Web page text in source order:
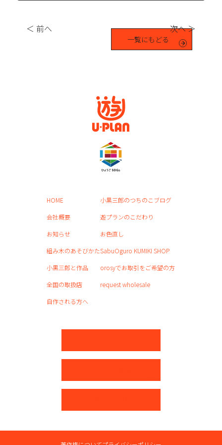
＜ 前へ
一覧にもどる
次へ ＞
HOME
会社概要
お知らせ
組み木のあそびかた
小黒三郎と作品
全国の取扱店
自作される方へ
小黒三郎のつちのこブログ
遊プランのこだわり
お色直し
SabuOguro KUMIKI SHOP
orosyでお取引をご希望の方
request wholesale